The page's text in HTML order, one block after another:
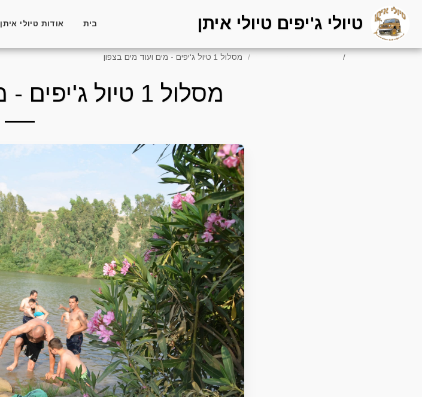
טיולי ג'יפים טיולי איתן בית אודות טיולי איתן
מסלול 1 טיול ג'יפים - מים ועוד מים בצפון
מסלול 1 טיול ג'יפים - מים ועוד מים בצפון